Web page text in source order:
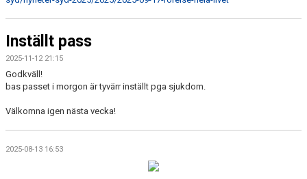
Inställt pass
2025-11-12 21:15
Godkväll!
bas passet i morgon är tyvärr inställt pga sjukdom.
Välkomna igen nästa vecka!
2025-08-13 16:53